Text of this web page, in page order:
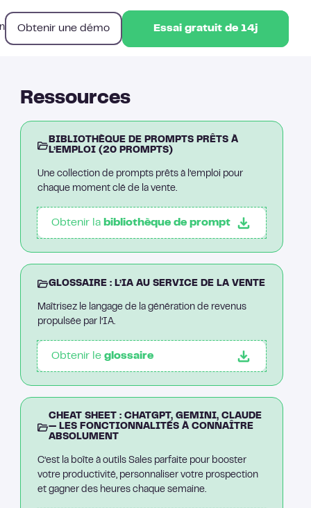
Obtenir une démo Essai gratuit de 14j
Essai gratuit de 14j
Ressources
BIBLIOTHÈQUE DE PROMPTS PRÊTS À
L’EMPLOI (20 PROMPTS)
Une collection de prompts prêts à l’emploi pour
chaque moment clé de la vente.
Obtenir la bibliothèque de prompt
GLOSSAIRE : L’IA AU SERVICE DE LA VENTE
Maîtrisez le langage de la génération de revenus
propulsée par l’IA.
Obtenir le glossaire
CHEAT SHEET : CHATGPT, GEMINI, CLAUDE
— LES FONCTIONNALITÉS À CONNAÎTRE
ABSOLUMENT
C’est la boîte à outils Sales parfaite pour booster
votre productivité, personnaliser votre prospection
et gagner des heures chaque semaine.